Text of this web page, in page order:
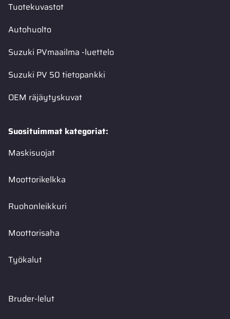
Tuotekuvastot
Autohuolto
Suzuki PVmaailma -luettelo
Suzuki PV 50 tietopankki
OEM räjäytyskuvat
Suosituimmat kategoriat:
Maskisuojat
Moottorikelkka
Ruohonleikkuri
Moottorisaha
Työkalut
Bruder-lelut